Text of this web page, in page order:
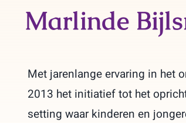
Marlinde
Met jarenlange ervaring in het
2013 het initiatief tot het
setting waar kinderen en